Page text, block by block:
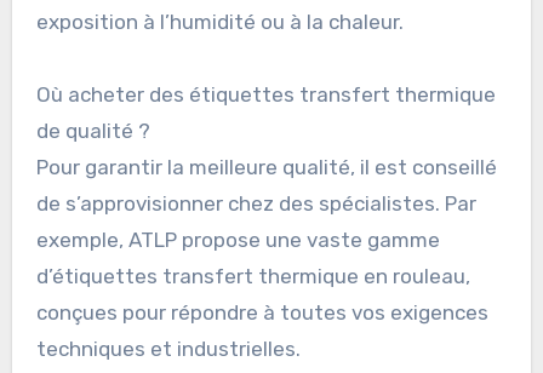
exposition à l’humidité ou à la chaleur.
Où acheter des étiquettes transfert thermique
de qualité ?
Pour garantir la meilleure qualité, il est conseillé
de s’approvisionner chez des spécialistes. Par
exemple, ATLP propose une vaste gamme
d’étiquettes transfert thermique en rouleau,
conçues pour répondre à toutes vos exigences
techniques et industrielles.